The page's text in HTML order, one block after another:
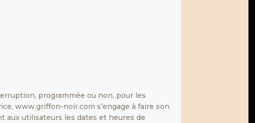
programmée ou non, pour les
www.griffon-noir.com s’engage à faire son
aux utilisateurs les dates et heures de